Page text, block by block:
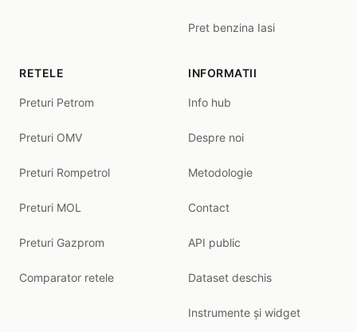
Pret benzina Iasi
RETELE
Preturi Petrom
Preturi OMV
Preturi Rompetrol
Preturi MOL
Preturi Gazprom
Comparator retele
INFORMATII
Info hub
Despre noi
Metodologie
Contact
API public
Dataset deschis
Instrumente și widget